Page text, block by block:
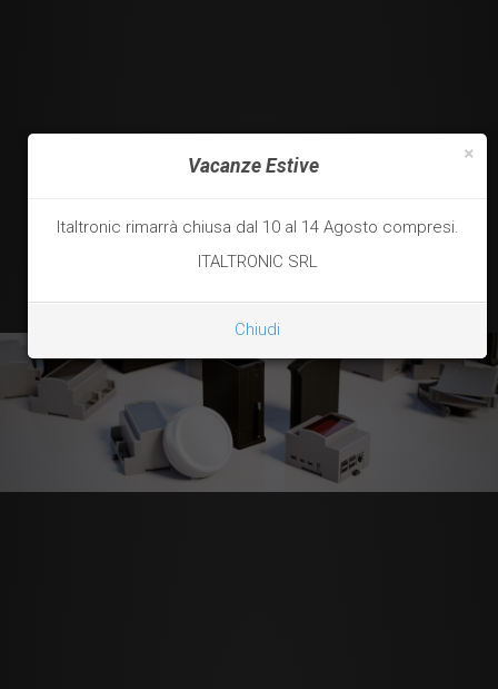
×
Vacanze Estive
Italtronic rimarrà chiusa dal 10 al 14 Agosto compresi.
ITALTRONIC SRL
Chiudi